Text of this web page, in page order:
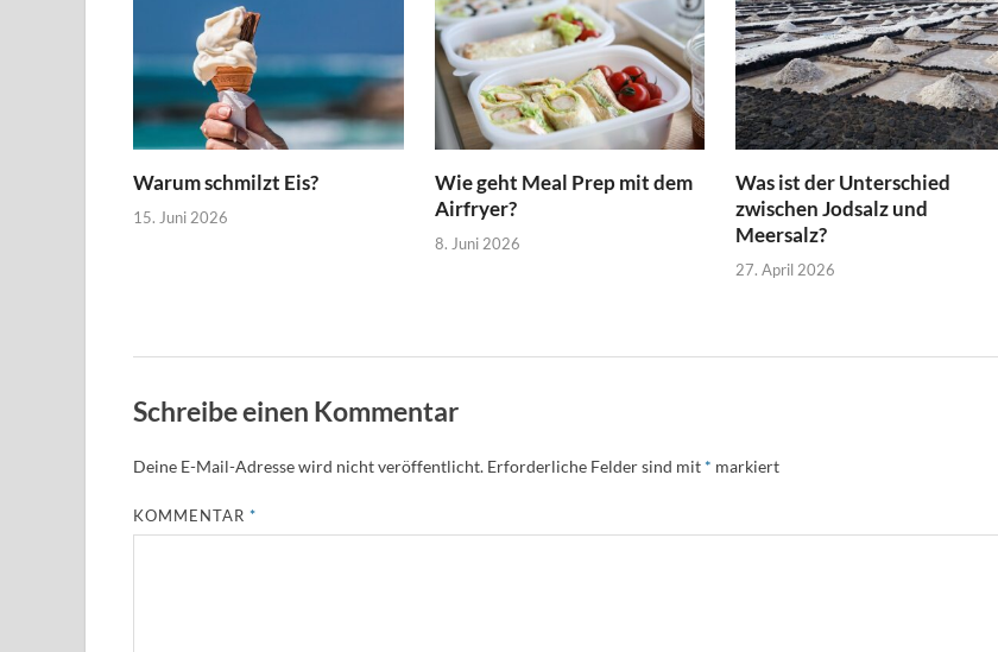
Warum schmilzt Eis?
15. Juni 2026
Wie geht Meal Prep mit dem
Airfryer?
8. Juni 2026
Was ist der Unterschied
zwischen Jodsalz und
Meersalz?
27. April 2026
Schreibe einen Kommentar
Deine E-Mail-Adresse wird nicht veröffentlicht. Erforderliche Felder sind mit * markiert
KOMMENTAR*